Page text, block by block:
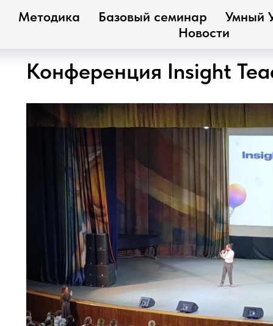
Методика Базовый семинар Умный
Новости
Конференция Insight